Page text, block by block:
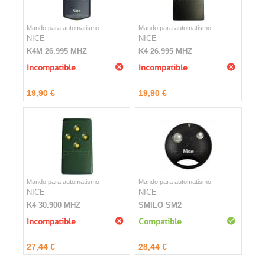
Mando para automatismo
NICE
K4M 26.995 MHZ
Incompatible
19,90 €
Mando para automatismo
NICE
K4 26.995 MHZ
Incompatible
19,90 €
Mando para automatismo
NICE
K4 30.900 MHZ
Incompatible
27,44 €
Mando para automatismo
NICE
SMILO SM2
Compatible
28,44 €